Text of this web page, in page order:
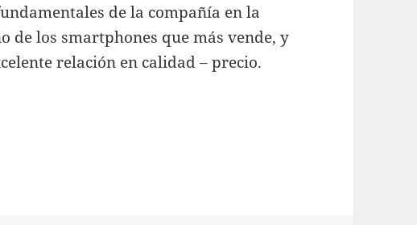
de la compañía en la
de los smartphones que más vende, y
relación en calidad – precio.
imagen de prensa del nuevo Moto G5 Plus